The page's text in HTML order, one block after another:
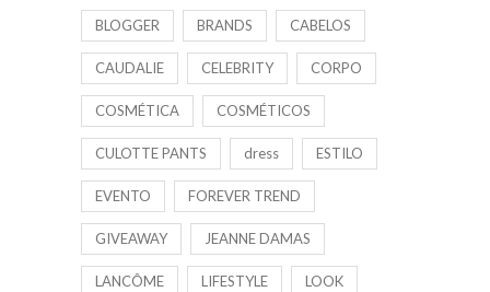
BLOGGER BRANDS CABELOS
CAUDALIE CELEBRITY CORPO
COSMÉTICA COSMÉTICOS
CULOTTE PANTS dress ESTILO
EVENTO FOREVER TREND
GIVEAWAY JEANNE DAMAS
LANCÔME LIFESTYLE LOOK